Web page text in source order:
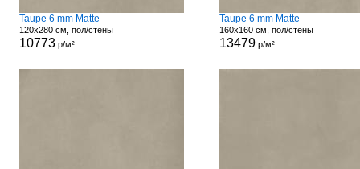
Taupe 6 mm Matte
120x280 см, пол/стены
10773р/м²
Taupe 6 mm Matte
160x160 см, пол/стены
13479р/м²